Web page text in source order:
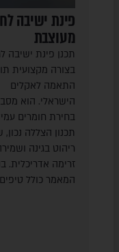
פינת ישיבה
מעוצבת
תכנן פינת ישיבה
בצורה מקצועית
התאמה לאקלים
הישראלי. הוא
בחירת חומרים
תכנון הצללה נכון,
ריהוט בגינה
זרימה אדריכלית.
המאמר כולל